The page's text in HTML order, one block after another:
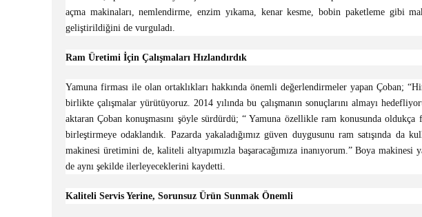
açma makinaları, nemlendirme, enzim yıkama, kenar kesme, bobin paketleme gibi
geliştirildiğini de vurguladı.
Ram Üretimi İçin Çalışmaları Hızlandırdık
Yamuna firması ile olan ortaklıkları hakkında önemli değerlendirmeler yapan Çoban;
birlikte çalışmalar yürütüyoruz. 2014 yılında bu çalışmanın sonuçlarını almayı
aktaran Çoban konuşmasını şöyle sürdürdü; “ Yamuna özellikle ram konusunda
birleştirmeye odaklandık. Pazarda yakaladığımız güven duygusunu ram satışında
makinesi üretimini de, kaliteli altyapımızla başaracağımıza inanıyorum.” Boya makinesi
de aynı şekilde ilerleyeceklerini kaydetti.
Kaliteli Servis Yerine, Sorunsuz Ürün Sunmak Önemli